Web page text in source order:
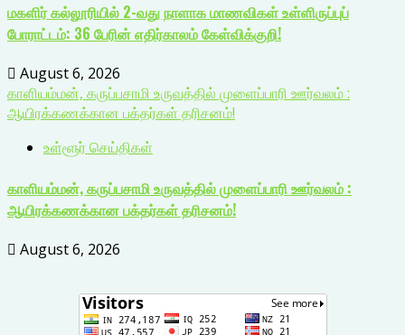
மகளிர் கல்லூரியில் 2-வது நாளாக மாணவிகள் உள்ளிருப்புப்
போராட்டம்: 36 பேரின் எதிர்காலம் கேள்விக்குறி!
August 6, 2026
காளியம்மன், கருப்பசாமி உருவத்தில் முளைப்பாரி ஊர்வலம் :
ஆயிரக்கணக்கான பக்தர்கள் தரிசனம்!
உள்ளூர் செய்திகள்
காளியம்மன், கருப்பசாமி உருவத்தில் முளைப்பாரி ஊர்வலம் :
ஆயிரக்கணக்கான பக்தர்கள் தரிசனம்!
August 6, 2026